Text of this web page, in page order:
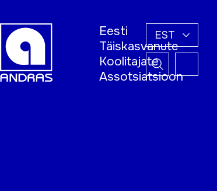
Eesti
Täiskasvanute
Koolitajate
Assotsiatsioon
EST